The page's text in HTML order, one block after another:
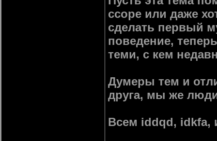
ссоре или даже
сделать первый
поведение,
теми, с кем
Думеры тем и
друга, мы же
Всем iddqd, idkfa,